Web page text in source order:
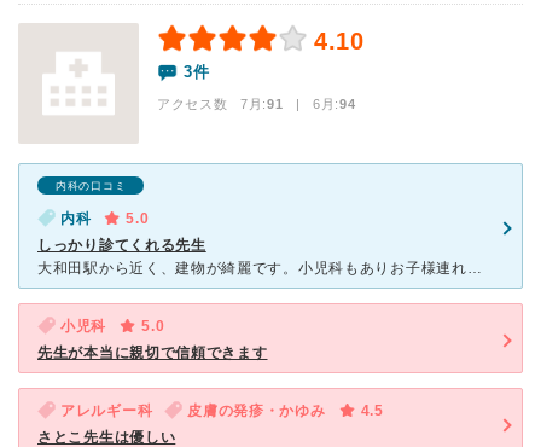
4.10
3件
アクセス数 7月:91 | 6月:94
内科の口コミ
内科
5.0
しっかり診てくれる先生
大和田駅から近く、建物が綺麗です。小児科もありお子様連れの方が多いイメージです。初心でもネット予約ができるのがとても便利で、待ち時間もあまりストレスはありません。先生はとても優しくてしっかりと診てくだ
小児科
5.0
先生が本当に親切で信頼できます
アレルギー科 皮膚の発疹・かゆみ
4.5
さとこ先生は優しい